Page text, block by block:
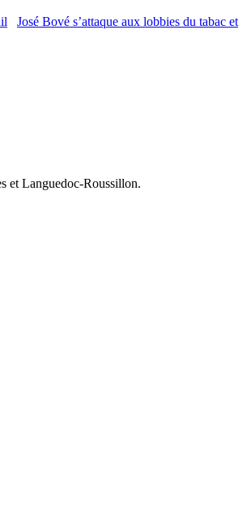
José Bové s’attaque aux lobbies du tabac et
et Languedoc-Roussillon.